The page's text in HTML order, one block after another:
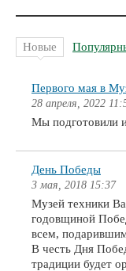
Новые
Первого мая в
28 апреля, 2022
Мы подготовили
День Победы
3 мая, 2018 15:37
Музей техники
годовщиной
всем,
В честь Дня
традиции будет